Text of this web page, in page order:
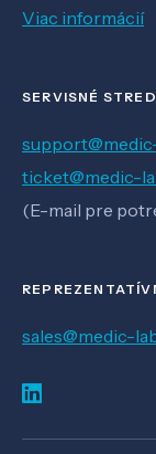
Viac informácií
SERVISNÉ
ticket@medic-
(E-mail pre
sales@medic-